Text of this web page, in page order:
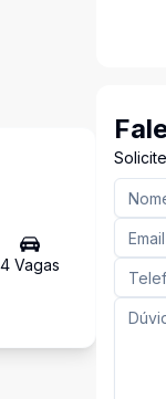
4Vagas